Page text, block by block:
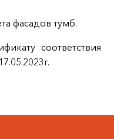
фасадов тумб.
соответствия